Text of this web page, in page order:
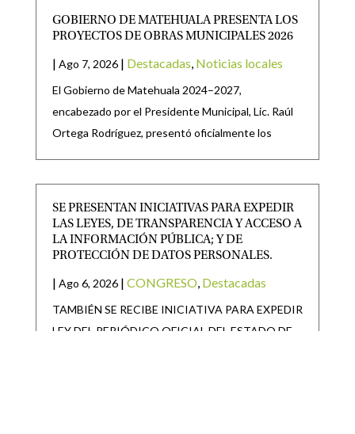
GOBIERNO DE MATEHUALA PRESENTA LOS
PROYECTOS DE OBRAS MUNICIPALES 2026
| Ago 7, 2026 | Destacadas, Noticias locales
El Gobierno de Matehuala 2024–2027,
encabezado por el Presidente Municipal, Lic. Raúl
Ortega Rodríguez, presentó oficialmente los
SE PRESENTAN INICIATIVAS PARA EXPEDIR
LAS LEYES, DE TRANSPARENCIA Y ACCESO A
LA INFORMACIÓN PÚBLICA; Y DE
PROTECCIÓN DE DATOS PERSONALES.
| Ago 6, 2026 | CONGRESO, Destacadas
TAMBIÉN SE RECIBE INICIATIVA PARA EXPEDIR
LEY DEL PERIÓDICO OFICIAL DEL ESTADO DE